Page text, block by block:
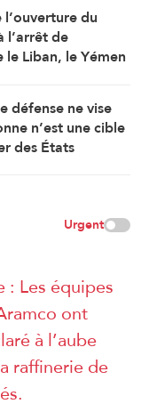
l’ouverture du
l’arrêt de
le Liban, le Yémen
défense ne vise
n’est une cible
des États
Urgent
: Les équipes
ont
à l’aube
raffinerie de